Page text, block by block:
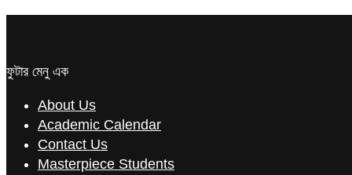
ফুটার মেনু এক
About Us
Academic Calendar
Contact Us
Masterpiece Students